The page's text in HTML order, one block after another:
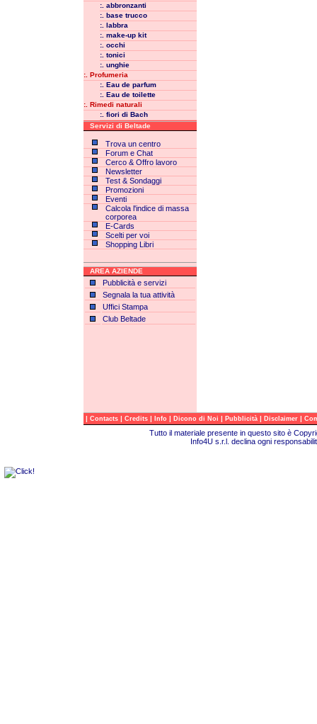
:. abbronzanti
:. base trucco
:. labbra
:. make-up kit
:. occhi
:. tonici
:. unghie
:. Profumeria
:. Eau de parfum
:. Eau de toilette
:. Rimedi naturali
:. fiori di Bach
Servizi di Beltade
Trova un centro
Forum e Chat
Cerco & Offro lavoro
Newsletter
Test & Sondaggi
Promozioni
Eventi
Calcola l'indice di massa
corporea
E-Cards
Scelti per voi
Shopping Libri
AREA AZIENDE
Pubblicità e servizi
Segnala la tua attività
Uffici Stampa
Club Beltade
| Contacts | Credits | Info | Dicono di Noi | Pubblicità | Disclaimer |
Tutto il materiale presente in questo sito è
Info4U s.r.l. declina ogni